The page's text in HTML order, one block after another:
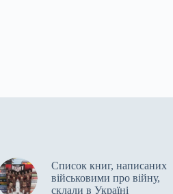
Список книг, написаних
військовими про війну,
склали в Україні